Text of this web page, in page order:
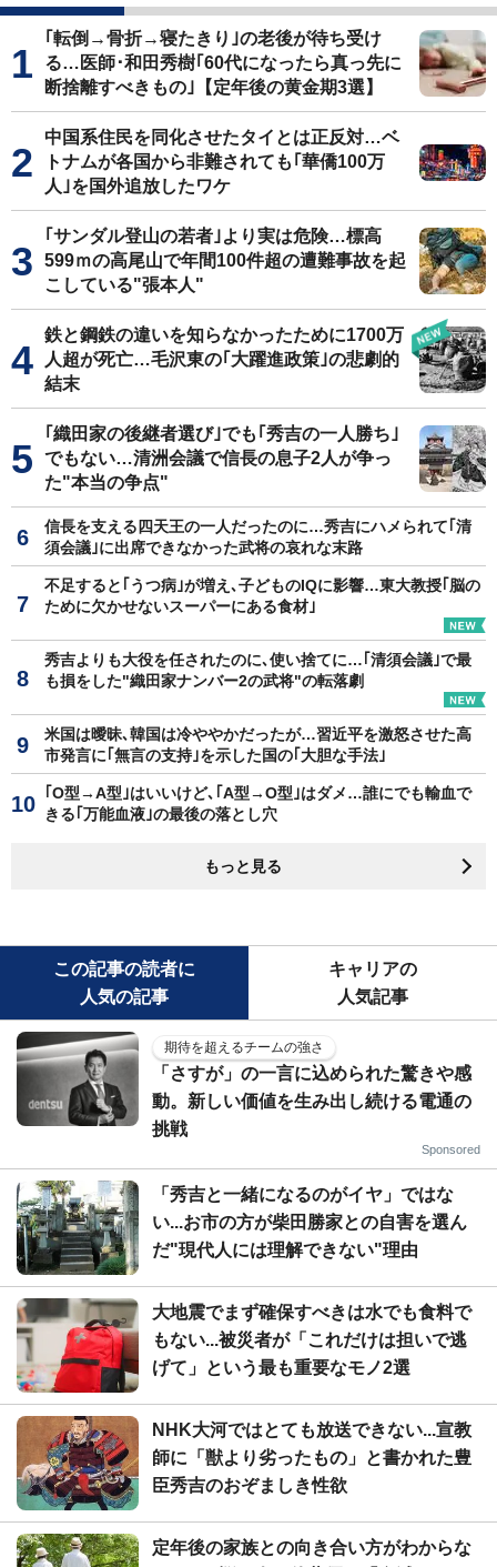
｢転倒→骨折→寝たきり｣の老後が待ち受け
る…医師･和田秀樹｢60代になったら真っ先に
断捨離すべきもの｣【定年後の黄金期3選】
中国系住民を同化させたタイとは正反対…ベ
トナムが各国から非難されても｢華僑100万
人｣を国外追放したワケ
｢サンダル登山の若者｣より実は危険…標高
599ｍの高尾山で年間100件超の遭難事故を起
こしている"張本人"
鉄と鋼鉄の違いを知らなかったために1700万
人超が死亡…毛沢東の｢大躍進政策｣の悲劇的
結末
｢織田家の後継者選び｣でも｢秀吉の一人勝ち｣
でもない…清洲会議で信長の息子2人が争っ
た"本当の争点"
信長を支える四天王の一人だったのに…秀吉にハメられて｢清
須会議｣に出席できなかった武将の哀れな末路
不足すると｢うつ病｣が増え､子どものIQに影響…東大教授｢脳の
ために欠かせないスーパーにある食材｣
秀吉よりも大役を任されたのに､使い捨てに…｢清須会議｣で最
も損をした"織田家ナンバー2の武将"の転落劇
米国は曖昧､韓国は冷ややかだったが…習近平を激怒させた高
市発言に｢無言の支持｣を示した国の｢大胆な手法｣
｢O型→A型｣はいいけど､｢A型→O型｣はダメ…誰にでも輸血で
きる｢万能血液｣の最後の落とし穴
もっと見る
この記事の読者に
人気の記事
キャリアの
人気記事
期待を超えるチームの強さ
「さすが」の一言に込められた驚きや感
動。新しい価値を生み出し続ける電通の
挑戦
Sponsored
「秀吉と一緒になるのがイヤ」ではな
い...お市の方が柴田勝家との自害を選ん
だ"現代人には理解できない"理由
大地震でまず確保すべきは水でも食料で
もない...被災者が「これだけは担いで逃
げて」という最も重要なモノ2選
NHK大河ではとても放送できない...宣教
師に「獣より劣ったもの」と書かれた豊
臣秀吉のおぞましき性欲
定年後の家族との向き合い方がわからな